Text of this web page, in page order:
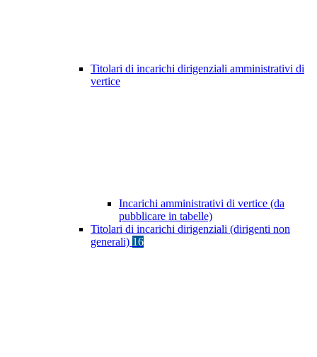
Titolari di incarichi dirigenziali amministrativi di
vertice
Incarichi amministrativi di vertice (da
pubblicare in tabelle)
Titolari di incarichi dirigenziali (dirigenti non
generali) 16